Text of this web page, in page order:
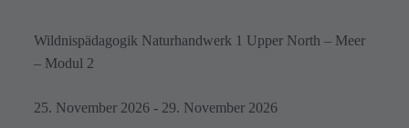
Wildnispädagogik Naturhandwerk 1 Upper North – Meer
– Modul 2
25. November 2026 - 29. November 2026